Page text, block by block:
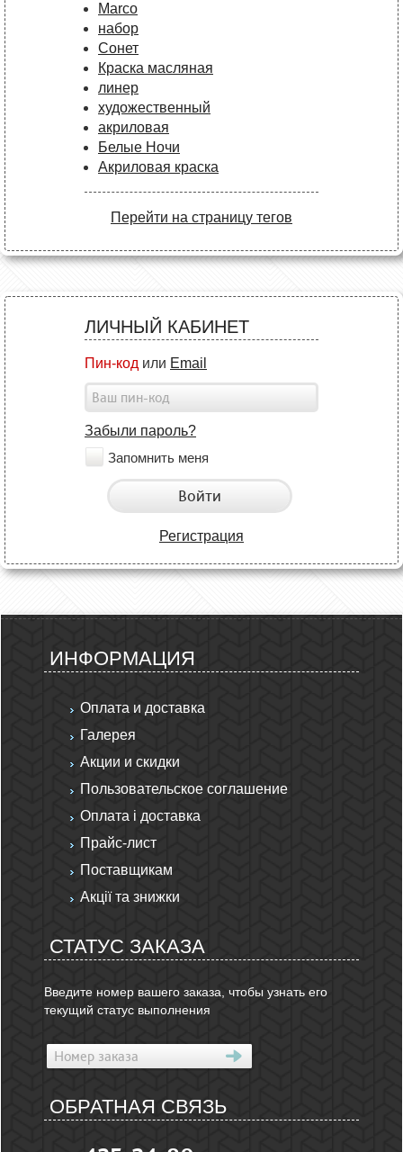
Marco
набор
Сонет
Краска масляная
линер
художественный
акриловая
Белые Ночи
Акриловая краска
Перейти на страницу тегов
ЛИЧНЫЙ КАБИНЕТ
Пин-код или Email
Забыли пароль?
Запомнить меня
Войти
Регистрация
ИНФОРМАЦИЯ
Оплата и доставка
Галерея
Акции и скидки
Пользовательское соглашение
Оплата і доставка
Прайс-лист
Поставщикам
Акції та знижки
СТАТУС ЗАКАЗА
Введите номер вашего заказа, чтобы узнать его
текущий статус выполнения
ОБРАТНАЯ СВЯЗЬ